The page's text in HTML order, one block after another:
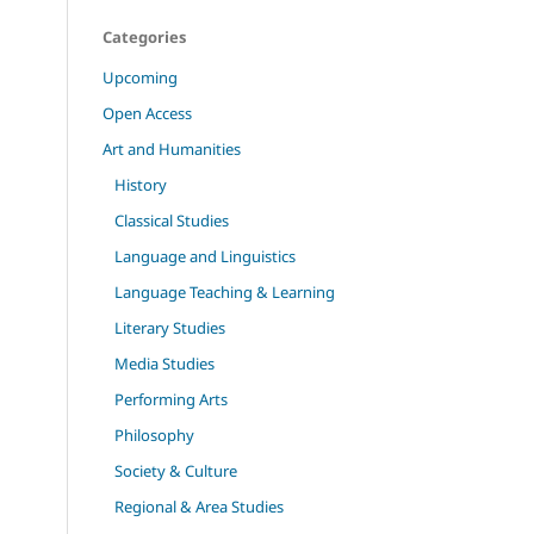
Categories
Upcoming
Open Access
Art and Humanities
History
Classical Studies
Language and Linguistics
Language Teaching & Learning
Literary Studies
Media Studies
Performing Arts
Philosophy
Society & Culture
Regional & Area Studies